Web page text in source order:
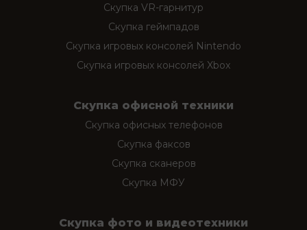
Скупка VR-гарнитур
Скупка геймпадов
Скупка игровых консолей Nintendo
Скупка игровых консолей Xbox
Скупка офисной техники
Скупка офисных телефонов
Скупка факсов
Скупка сканеров
Скупка МФУ
Скупка фото и видеотехники